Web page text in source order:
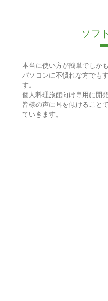
ソフ
本当に使い方が簡単でしかも
パソコンに不慣れな方でも
す。
個人料理旅館向け専用に開
皆様の声に耳を傾けること
ていきます。